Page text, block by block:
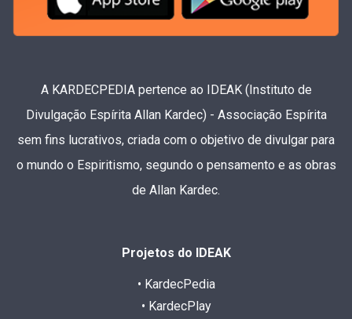
A KARDECPEDIA pertence ao IDEAK (Instituto de
Divulgação Espírita Allan Kardec) - Associação Espírita
sem fins lucrativos, criada com o objetivo de divulgar para
o mundo o Espiritismo, segundo o pensamento e as obras
de Allan Kardec.
Projetos do IDEAK
• KardecPedia
• KardecPlay